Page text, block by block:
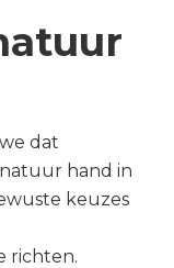
dat
hand in
keuzes
richten.